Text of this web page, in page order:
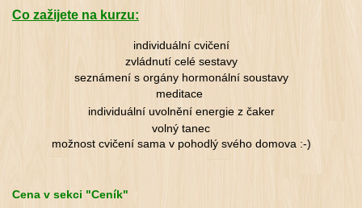
Co zažijete na kurzu:
individuální cvičení
zvládnutí celé sestavy
seznámení s orgány hormonální soustavy
meditace
individuální uvolnění energie z čaker
volný tanec
možnost cvičení sama v pohodlý svého domova :-)
Cena v sekci "Ceník"